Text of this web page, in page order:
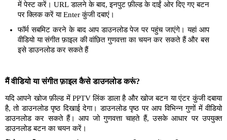
में पेस्ट करें। URL डालने के बाद, इनपुट फ़ील्ड के दाईं ओर दिए गए बटन
पर क्लिक करें या Enter कुंजी दबाएं।
फॉर्म सबमिट करने के बाद आप डाउनलोड पेज पर पहुंच जाएंगे। यहां आप
वीडियो या संगीत फ़ाइल की वांछित गुणवत्ता का चयन कर सकते हैं और बस
इसे डाउनलोड कर सकते हैं
मैं वीडियो या संगीत फ़ाइल कैसे डाउनलोड करूं?
यदि आपने खोज फ़ील्ड में PPTV लिंक डाला है और खोज बटन या एंटर कुंजी दबाया
है, तो डाउनलोड पृष्ठ दिखाई देगा। डाउनलोड पृष्ठ पर आप विभिन्न गुणों में वीडियो
डाउनलोड कर सकते हैं। आप जो गुणवत्ता चाहते हैं, उसके आधार पर उपयुक्त
डाउनलोड बटन का चयन करें।